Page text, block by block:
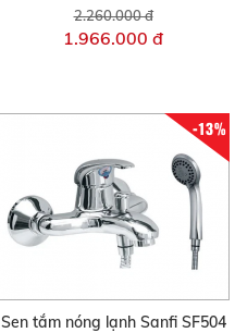
2.260.000 đ
1.966.000 đ
-13%
Sen tắm nóng lạnh Sanfi SF504